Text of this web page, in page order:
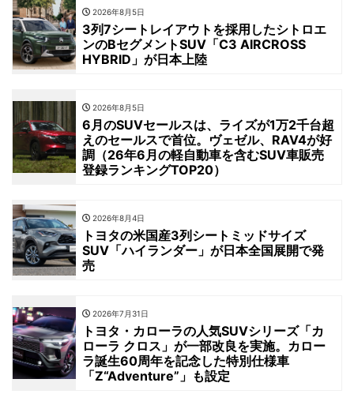
2026年8月5日
3列7シートレイアウトを採用したシトロエ
ンのBセグメントSUV「C3 AIRCROSS
HYBRID」が日本上陸
2026年8月5日
6月のSUVセールスは、ライズが1万2千台超
えのセールスで首位。ヴェゼル、RAV4が好
調（26年6月の軽自動車を含むSUV車販売
登録ランキングTOP20）
2026年8月4日
トヨタの米国産3列シートミッドサイズ
SUV「ハイランダー」が日本全国展開で発
売
2026年7月31日
トヨタ・カローラの人気SUVシリーズ「カ
ローラ クロス」が一部改良を実施。カロー
ラ誕生60周年を記念した特別仕様車
「Z“Adventure”」も設定